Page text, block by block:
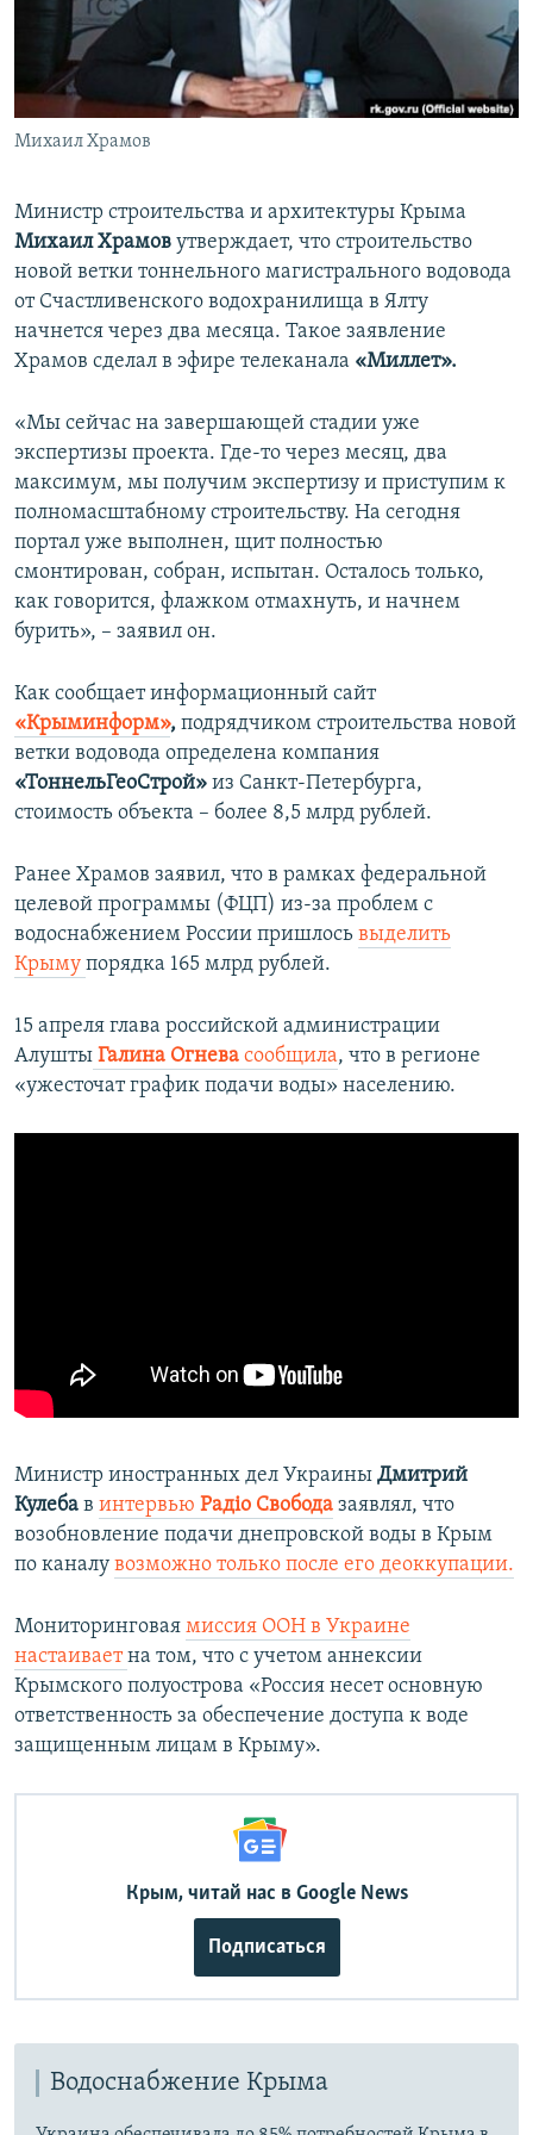
ПОБЕДИТЕЛЕЙ НЕ СУДЯТ?
КРЫМ.НЕПОКОРЕННЫЙ
ELIFBE
УКРАИНСКАЯ ПРОБЛЕМА КРЫМА
ПРИСОЕДИНЯЙТЕСЬ!
Михаил Храмов
Министр строительства и архитектуры Крыма
Михаил Храмов утверждает, что строительство
новой ветки тоннельного магистрального водовода
от Счастливенского водохранилища в Ялту
начнется через два месяца. Такое заявление
Храмов сделал в эфире телеканала «Миллет».
«Мы сейчас на завершающей стадии уже
экспертизы проекта. Где-то через месяц, два
максимум, мы получим экспертизу и приступим к
полномасштабному строительству. На сегодня
портал уже выполнен, щит полностью
смонтирован, собран, испытан. Осталось только,
как говорится, флажком отмахнуть, и начнем
бурить», – заявил он.
Как сообщает информационный сайт
«Крыминформ», подрядчиком строительства новой
ветки водовода определена компания
«ТоннельГеоСтрой» из Санкт-Петербурга,
стоимость объекта – более 8,5 млрд рублей.
Ранее Храмов заявил, что в рамках федеральной
целевой программы (ФЦП) из-за проблем с
водоснабжением России пришлось выделить
Крыму порядка 165 млрд рублей.
15 апреля глава российской администрации
Алушты Галина Огнева сообщила, что в регионе
«ужесточат график подачи воды» населению.
Министр иностранных дел Украины Дмитрий
Кулеба в интервью Радіо Свобода заявлял, что
возобновление подачи днепровской воды в Крым
по каналу возможно только после его деоккупации.
Мониторинговая миссия ООН в Украине
настаивает на том, что с учетом аннексии
Крымского полуострова «Россия несет основную
ответственность за обеспечение доступа к воде
защищенным лицам в Крыму».
Крым, читай нас в Google News
Подписаться
Водоснабжение Крыма